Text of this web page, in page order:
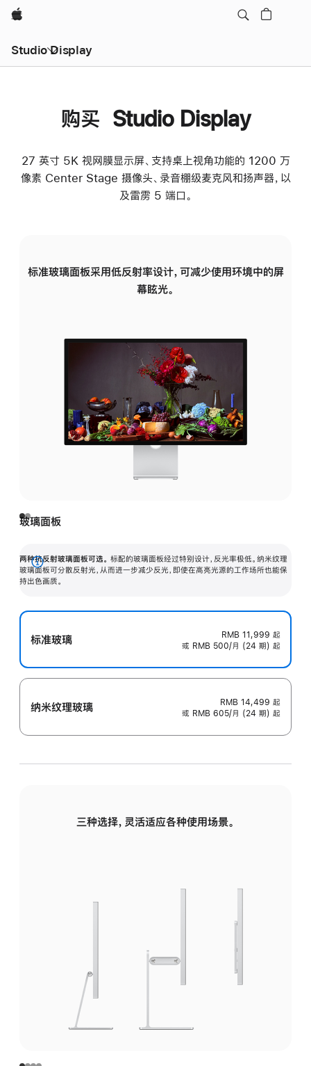
Apple
Studio Display
购买 Studio Display
27 英寸 5K 视网膜显示屏、支持桌上视角功能的 1200 万
像素 Center Stage 摄像头、录音棚级麦克风和扬声器，以
及雷雳 5 端口。
标准玻璃面板采用低反射率设计，可减少使用环境中的屏
幕眩光。
玻璃面板
两种抗反射玻璃面板可选。 标配的玻璃面板经过特别设计，反光率极低。纳米纹理
玻璃面板可分散反射光，从而进一步减少反光，即使在高亮光源的工作场所也能保
持出色画质。
展
开
标准玻璃 RMB 11,999 起
或 RMB 500/月 (24 期) 起
纳米纹理玻璃 RMB 14,499 起
或 RMB 605/月 (24 期) 起
三种选择，灵活适应各种使用场景。